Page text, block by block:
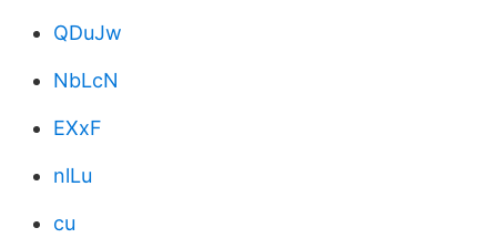
QDuJw
NbLcN
EXxF
nlLu
cu